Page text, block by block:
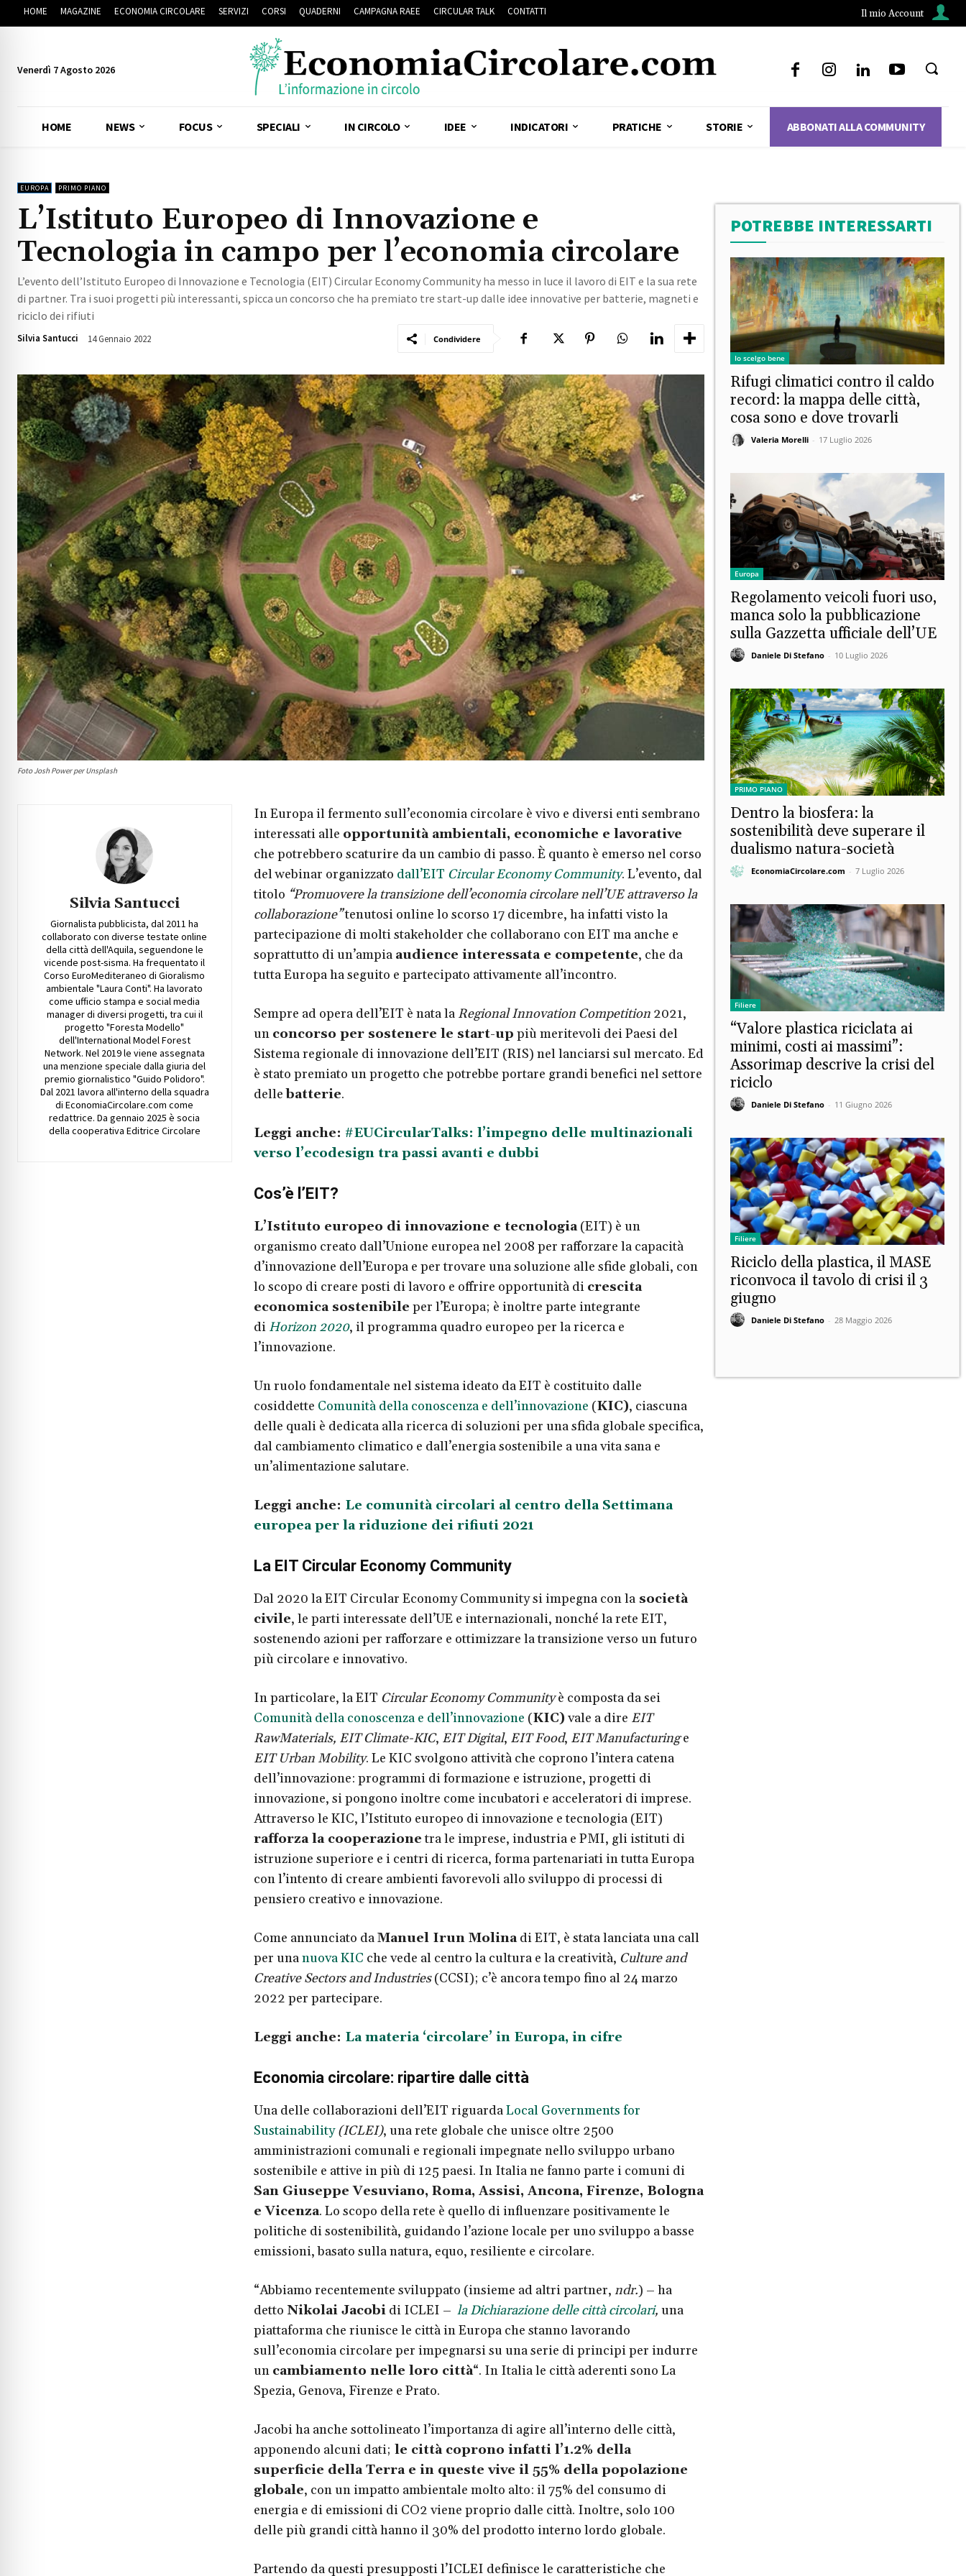
HOME MAGAZINE ECONOMIA CIRCOLARE SERVIZI CORSI QUADERNI CAMPAGNA RAEE CIRCULAR TALK CONTATTI Il mio Account
Venerdì 7 Agosto 2026
HOME NEWS FOCUS SPECIALI IN CIRCOLO IDEE INDICATORI PRATICHE STORIE ABBONATI ALLA COMMUNITY
EUROPA PRIMO PIANO
L’Istituto Europeo di Innovazione e
Tecnologia in campo per l’economia circolare
L’evento dell’Istituto Europeo di Innovazione e Tecnologia (EIT) Circular Economy Community ha messo in luce il lavoro di EIT e la sua rete
di partner. Tra i suoi progetti più interessanti, spicca un concorso che ha premiato tre start-up dalle idee innovative per batterie, magneti e
riciclo dei rifiuti
Silvia Santucci 14 Gennaio 2022 Condividere
Foto Josh Power per Unsplash
Silvia Santucci
Giornalista pubblicista, dal 2011 ha
collaborato con diverse testate online
della città dell'Aquila, seguendone le
vicende post-sisma. Ha frequentato il
Corso EuroMediteraneo di Gioralismo
ambientale "Laura Conti". Ha lavorato
come ufficio stampa e social media
manager di diversi progetti, tra cui il
progetto "Foresta Modello"
dell'International Model Forest
Network. Nel 2019 le viene assegnata
una menzione speciale dalla giuria del
premio giornalistico "Guido Polidoro".
Dal 2021 lavora all'interno della squadra
di EconomiaCircolare.com come
redattrice. Da gennaio 2025 è socia
della cooperativa Editrice Circolare
In Europa il fermento sull’economia circolare è vivo e diversi enti sembrano
interessati alle opportunità ambientali, economiche e lavorative
che potrebbero scaturire da un cambio di passo. È quanto è emerso nel corso
del webinar organizzato dall’EIT Circular Economy Community. L’evento, dal
titolo “Promuovere la transizione dell’economia circolare nell’UE attraverso la
collaborazione”tenutosi online lo scorso 17 dicembre, ha infatti visto la
partecipazione di molti stakeholder che collaborano con EIT ma anche e
soprattutto di un’ampia audience interessata e competente, che da
tutta Europa ha seguito e partecipato attivamente all’incontro.
Sempre ad opera dell’EIT è nata la Regional Innovation Competition2021,
un concorso per sostenere le start-up più meritevoli dei Paesi del
Sistema regionale di innovazione dell’EIT (RIS) nel lanciarsi sul mercato. Ed
è stato premiato un progetto che potrebbe portare grandi benefici nel settore
dellebatterie.
Leggi anche: #EUCircularTalks: l’impegno delle multinazionali
verso l’ecodesign tra passi avanti e dubbi
Cos’è l’EIT?
L’Istituto europeo di innovazione e tecnologia(EIT) è un
organismo creato dall’Unione europea nel 2008 per rafforzare la capacità
d’innovazione dell’Europa e per trovare una soluzione alle sfide globali, con
lo scopo di creare posti di lavoro e offrire opportunità di crescita
economica sostenibile per l’Europa; è inoltre parte integrante
di Horizon 2020, il programma quadro europeo per la ricerca e
l’innovazione.
Un ruolo fondamentale nel sistema ideato da EIT è costituito dalle
cosiddette Comunità della conoscenza e dell’innovazione (KIC), ciascuna
delle quali è dedicata alla ricerca di soluzioni per una sfida globale specifica,
dal cambiamento climatico e dall’energia sostenibile a una vita sana e
un’alimentazione salutare.
Leggi anche: Le comunità circolari al centro della Settimana
europea per la riduzione dei rifiuti 2021
La EIT Circular Economy Community
Dal 2020 la EIT Circular Economy Community si impegna con lasocietà
civile, le parti interessate dell’UE e internazionali, nonché la rete EIT,
sostenendo azioni per rafforzare e ottimizzare la transizione verso un futuro
più circolare e innovativo.
In particolare, la EIT Circular Economy Communityè composta da sei
Comunità della conoscenza e dell’innovazione (KIC) vale a dire EIT
RawMaterials, EIT Climate-KIC, EIT Digital, EIT Food, EIT Manufacturinge
EIT Urban Mobility. Le KIC svolgono attività che coprono l’intera catena
dell’innovazione: programmi di formazione e istruzione, progetti di
innovazione, si pongono inoltre come incubatori e acceleratori di imprese.
Attraverso le KIC, l’Istituto europeo di innovazione e tecnologia (EIT)
rafforza la cooperazionetra le imprese, industria e PMI, gli istituti di
istruzione superiore e i centri di ricerca, forma partenariati in tutta Europa
con l’intento di creare ambienti favorevoli allo sviluppo di processi di
pensiero creativo e innovazione.
Come annunciato daManuel Irun Molinadi EIT, è stata lanciata una call
per unanuova KIC che vede al centro la cultura e la creatività, Culture and
Creative Sectors and Industries(CCSI); c’è ancora tempo fino al 24 marzo
2022 per partecipare.
Leggi anche: La materia ‘circolare’ in Europa, in cifre
Economia circolare: ripartire dalle città
Una delle collaborazioni dell’EIT riguardaLocal Governments for
Sustainability (ICLEI), una rete globale che unisce oltre 2500
amministrazioni comunali e regionali impegnate nello sviluppo urbano
sostenibile e attive in ​​più di 125 paesi. In Italia ne fanno parte i comuni di
San Giuseppe Vesuviano, Roma, Assisi, Ancona, Firenze, Bologna
e Vicenza. Lo scopo della rete è quello di influenzare positivamente le
politiche di sostenibilità, guidando l’azione locale per uno sviluppo a basse
emissioni, basato sulla natura, equo, resiliente e circolare.
“Abbiamo recentemente sviluppato (insieme ad altri partner, ndr.) – ha
detto Nikolai Jacobidi ICLEI – la Dichiarazione delle città circolari, una
piattaforma che riunisce le città in Europa che stanno lavorando
sull’economia circolare per impegnarsi su una serie di principi per indurre
un cambiamento nelle loro città“. In Italia le città aderenti sono La
Spezia, Genova, Firenze e Prato.
Jacobi ha anche sottolineato l’importanza di agire all’interno delle città,
apponendo alcuni dati; le città coprono infatti l’1.2% della
superficie della Terra e in queste vive il 55% della popolazione
globale, con un impatto ambientale molto alto: il 75% del consumo di
energia e di emissioni di CO2 viene proprio dalle città. Inoltre, solo 100
delle più grandi città hanno il 30% del prodotto interno lordo globale.
Partendo da questi presupposti l’ICLEI definisce le caratteristiche che
POTREBBE INTERESSARTI
Io scelgo bene
Rifugi climatici contro il caldo
record: la mappa delle città,
cosa sono e dove trovarli
Valeria Morelli - 17 Luglio 2026
Europa
Regolamento veicoli fuori uso,
manca solo la pubblicazione
sulla Gazzetta ufficiale dell’UE
Daniele Di Stefano - 10 Luglio 2026
PRIMO PIANO
Dentro la biosfera: la
sostenibilità deve superare il
dualismo natura-società
EconomiaCircolare.com - 7 Luglio 2026
Filiere
“Valore plastica riciclata ai
minimi, costi ai massimi”:
Assorimap descrive la crisi del
riciclo
Daniele Di Stefano - 11 Giugno 2026
Filiere
Riciclo della plastica, il MASE
riconvoca il tavolo di crisi il 3
giugno
Daniele Di Stefano - 28 Maggio 2026